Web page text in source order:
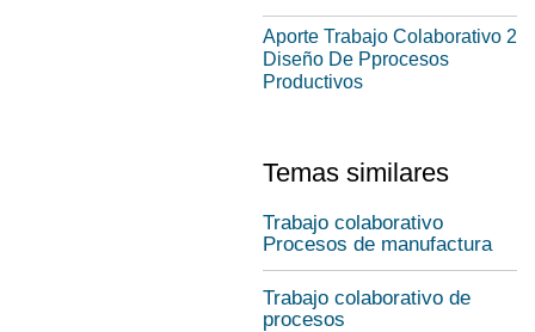
Aporte Trabajo Colaborativo 2
Diseño De Pprocesos
Productivos
Temas similares
Trabajo colaborativo
Procesos de manufactura
Trabajo colaborativo de
procesos